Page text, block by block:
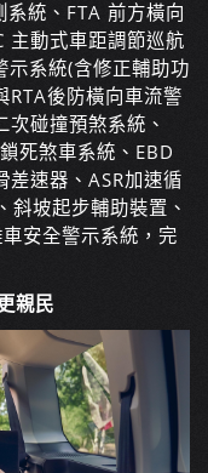
統、FTA 前方橫向
主動式車距調節巡航
系統(含修正輔助功
後防橫向車流警
碰撞預煞系統、
死煞車系統、EBD
差速器、ASR加速循
斜坡起步輔助裝置、
安全警示系統，完
親民